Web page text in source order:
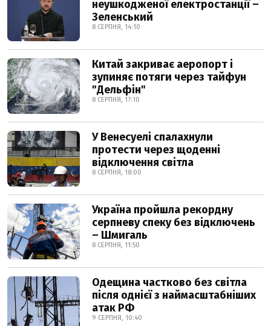
неушкодженої електростанції –
Зеленський
8 СЕРПНЯ, 14:10
Китай закриває аеропорт і
зупиняє потяги через тайфун
"Дельфін"
8 СЕРПНЯ, 17:10
У Венесуелі спалахнули
протести через щоденні
відключення світла
8 СЕРПНЯ, 18:00
Україна пройшла рекордну
серпневу спеку без відключень
– Шмигаль
8 СЕРПНЯ, 11:50
Одещина частково без світла
після однієї з наймасштабніших
атак РФ
9 СЕРПНЯ, 10:40